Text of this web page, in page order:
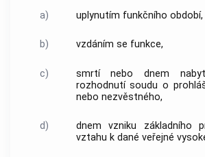
a)
uplynutím funkčního období,
b) vzdáním se funkce,
c)
smrtí nebo dnem
rozhodnutí soudu o
nebo nezvěstného,
d)
dnem vzniku základního
vztahu k dané veřejné